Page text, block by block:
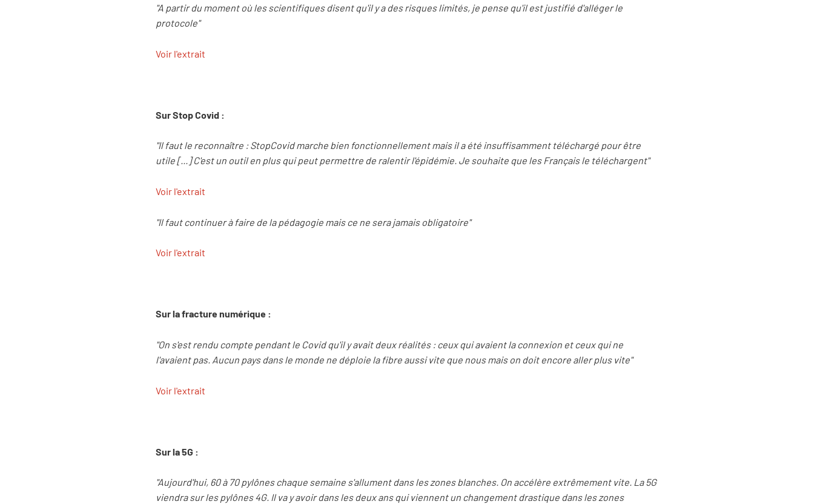
"A partir du moment où les scientifiques disent qu'il y a des risques limités, je pense qu'il est justifié d'alléger le
protocole"
Voir l'extrait
Sur Stop Covid :
"Il faut le reconnaître : StopCovid marche bien fonctionnellement mais il a été insuffisamment téléchargé pour être
utile [...] C'est un outil en plus qui peut permettre de ralentir l'épidémie. Je souhaite que les Français le téléchargent"
Voir l'extrait
"Il faut continuer à faire de la pédagogie mais ce ne sera jamais obligatoire"
Voir l'extrait
Sur la fracture numérique :
"On s'est rendu compte pendant le Covid qu'il y avait deux réalités : ceux qui avaient la connexion et ceux qui ne
l'avaient pas. Aucun pays dans le monde ne déploie la fibre aussi vite que nous mais on doit encore aller plus vite"
Voir l'extrait
Sur la 5G :
"Aujourd'hui, 60 à 70 pylônes chaque semaine s'allument dans les zones blanches. On accélère extrêmement vite. La 5G
viendra sur les pylônes 4G. Il va y avoir dans les deux ans qui viennent un changement drastique dans les zones